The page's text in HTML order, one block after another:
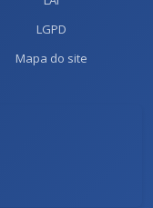
LGPD
Mapa do site